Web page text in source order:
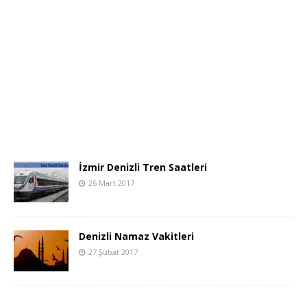
İzmir Denizli Tren Saatleri
26 Mart 2017
Denizli Namaz Vakitleri
27 Şubat 2017